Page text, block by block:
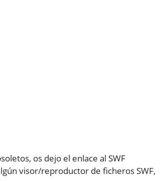
os dejo el enlace al SWF
visor/reproductor de ficheros SWF,